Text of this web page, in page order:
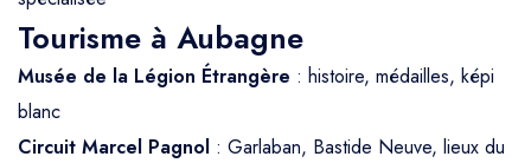
Tourisme à Aubagne
Musée de la Légion Étrangère : histoire, médailles, képi
blanc
Circuit Marcel Pagnol : Garlaban, Bastide Neuve, lieux du